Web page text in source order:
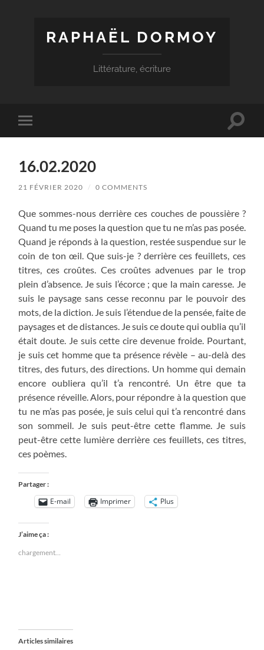
RAPHAËL DORMOY
Littérature, écriture
Toggle
mobile
Toggle
16.02.2020
21 FÉVRIER 2020 / 0 COMMENTS
Que sommes-nous derrière ces couches de poussière ?
Quand tu me poses la question que tu ne m’as pas posée.
Quand je réponds à la question, restée suspendue sur le
coin de ton œil. Que suis-je ? derrière ces feuillets, ces
titres, ces croûtes. Ces croûtes advenues par le trop
plein d’absence. Je suis l’écorce ; que la main caresse. Je
suis le paysage sans cesse reconnu par le pouvoir des
mots, de la diction. Je suis l’étendue de la pensée, faite de
paysages et de distances. Je suis ce doute qui oublia qu’il
était doute. Je suis cette cire devenue froide. Pourtant,
je suis cet homme que ta présence révèle – au-delà des
titres, des futurs, des directions. Un homme qui demain
encore oubliera qu’il t’a rencontré. Un être que ta
présence réveille. Alors, pour répondre à la question que
tu ne m’as pas posée, je suis celui qui t’a rencontré dans
son sommeil. Je suis peut-être cette flamme. Je suis
peut-être cette lumière derrière ces feuillets, ces titres,
ces poèmes.
Partager :
E-mail Imprimer Plus
J’aime ça :
chargement…
Articles similaires